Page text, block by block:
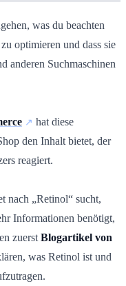
was du beachten
optimieren und dass sie
anderen Suchmaschinen
hat diese
den Inhalt bietet, der
reagiert.
nach „Retinol“ sucht,
Informationen benötigt,
zuerst Blogartikel von
was Retinol ist und